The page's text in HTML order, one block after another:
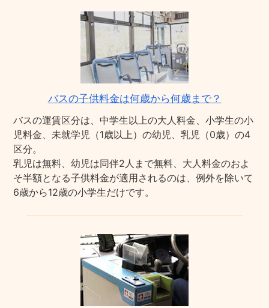
バスの子供料金は何歳から何歳まで？
バスの運賃区分は、中学生以上の大人料金、小学生の小
児料金、未就学児（1歳以上）の幼児、乳児（0歳）の4
区分。
乳児は無料、幼児は同伴2人まで無料、大人料金のおよ
そ半額となる子供料金が適用されるのは、例外を除いて
6歳から12歳の小学生だけです。